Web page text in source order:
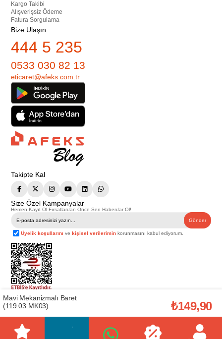
Kargo Takibi
Alışverişsiz Ödeme
Fatura Sorgulama
Bize Ulaşın
444 5 235
0533 030 82 13
eticaret@afeks.com.tr
Takipte Kal
Size Özel Kampanyalar
Hemen Kayıt Ol Fırsatlardan Önce Sen Haberdar Ol!
Gönder
Üyelik koşullarını vekişisel verilerimin korunmasını kabul ediyorum.
Telif Hakkı © 2026
. Tüm hakları saklıdır.
Bu web sitesindeki tüm ürünler ticari amaçlıdır. Web sitemizde yer alan
görsel ve yazılı içerikler firmamıza ait olup, firmamızın yazılı izni alınmadan
başka yerlerde kullanılamaz. İçeriklerin izin alınmadan kopyalanması ve
kullanılması 5846 sayılı Fikir ve Sanat Eserleri Yasasına göre suçtur.
Mavi Mekanizmalı Baret
(119.03.MK03)
₺149,90